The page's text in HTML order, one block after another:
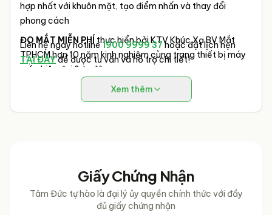
hợp nhất với khuôn mặt, tạo điểm nhấn và thay đổi
phong cách
ĐO MẮT MIỄN PHÍ thực hiển bởi KTV Khúc Xạ BV Mắt
TPHCM hơn 10 năm kinh nghiệm cùng trang thiết bị máy
móc hiện đại & tự động.
Liên hệ ngay hotline 1900 9999 37 hoặc đặt lịch hẹn
TẠI ĐÂYđể được tư vấn và hỗ trợ chi tiết!
Xem thêm
Giấy Chứng Nhận
Tâm Đức tự hào là đại lý ủy quyền chính thức với đầy
đủ giấy chứng nhận